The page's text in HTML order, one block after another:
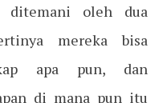
ditemani oleh dua
mereka bisa
apa pun, dan
di mana pun itu